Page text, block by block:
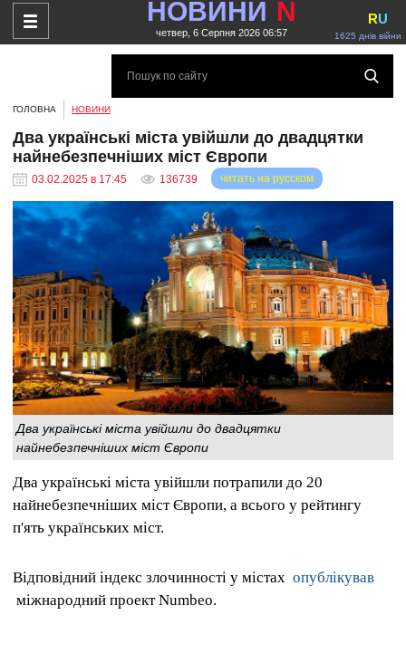
НОВИНИ N
четвер, 6 Серпня 2026 06:57 1625 днів війни
RU
ГОЛОВНА НОВИНИ
Два українські міста увійшли до двадцятки
найнебезпечніших міст Європи
03.02.2025 в 17:45 136739 читать на русском
Два українські міста увійшли до двадцятки
найнебезпечніших міст Європи
Два українські міста увійшли потрапили до 20
найнебезпечніших міст Європи, а всього у рейтингу
п'ять українських міст.
Відповідний індекс злочинності у містах опублікував
міжнародний проект Numbeo.